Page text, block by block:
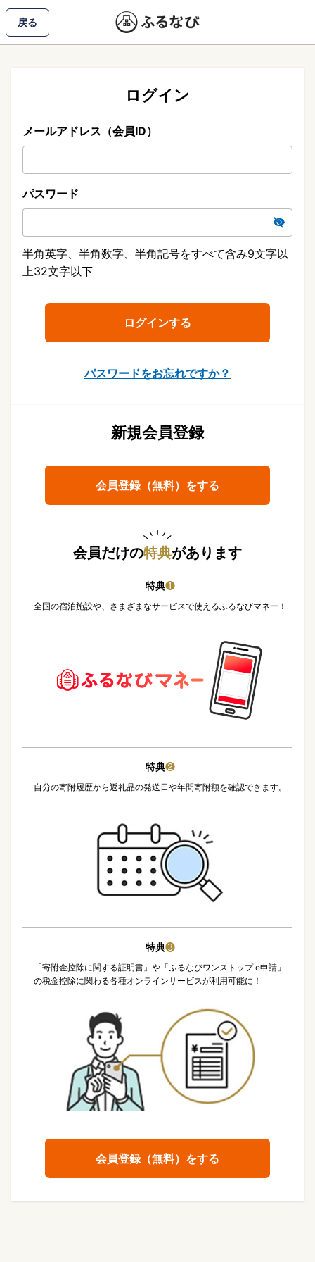
戻る
ログイン
メールアドレス（会員ID）
パスワード
半角英字、半角数字、半角記号をすべて含み9文字以
上32文字以下
パスワードをお忘れですか？
新規会員登録
会員登録（無料）をする
会員だけの特典があります
特典❶
全国の宿泊施設や、さまざまなサービスで使えるふるなびマネー！
特典❷
自分の寄附履歴から返礼品の発送日や年間寄附額を確認できます。
特典❸
「寄附金控除に関する証明書」や「ふるなびワンストップ e申請」
の税金控除に関わる各種オンラインサービスが利用可能に！
会員登録（無料）をする